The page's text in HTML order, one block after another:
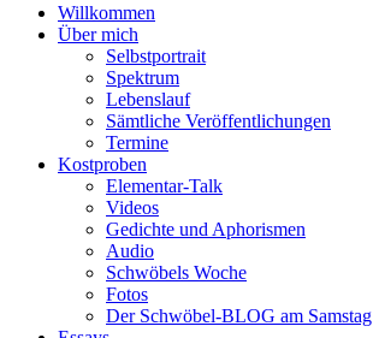
Willkommen
Über mich
Selbstportrait
Spektrum
Lebenslauf
Sämtliche Veröffentlichungen
Termine
Kostproben
Elementar-Talk
Videos
Gedichte und Aphorismen
Audio
Schwöbels Woche
Fotos
Der Schwöbel-BLOG am Samstag